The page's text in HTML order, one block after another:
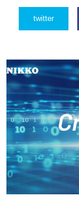
twitter